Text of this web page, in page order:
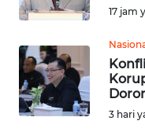
17 jam
3 hari
Informasi
INDEKS
BERITA
KONTAK